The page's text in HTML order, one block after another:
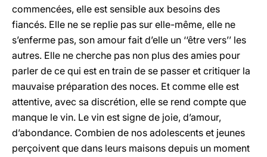
commencées, elle est sensible aux besoins des
fiancés. Elle ne se replie pas sur elle-même, elle ne
s’enferme pas, son amour fait d’elle un ‘‘être vers’’ les
autres. Elle ne cherche pas non plus des amies pour
parler de ce qui est en train de se passer et critiquer la
mauvaise préparation des noces. Et comme elle est
attentive, avec sa discrétion, elle se rend compte que
manque le vin. Le vin est signe de joie, d’amour,
d’abondance. Combien de nos adolescents et jeunes
perçoivent que dans leurs maisons depuis un moment